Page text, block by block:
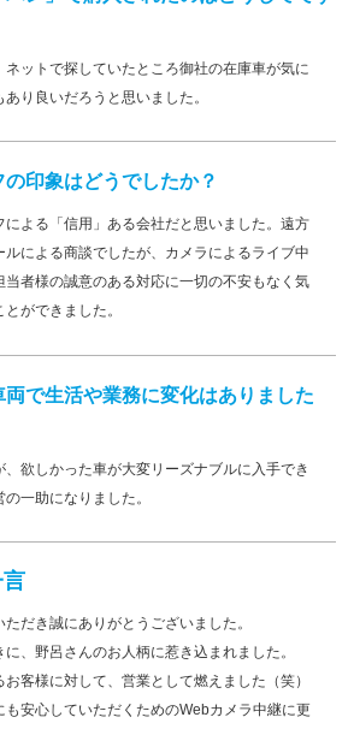
ットで探していたところ御社の在庫車が気に
り良いだろうと思いました。
印象はどうでしたか？
による「信用」ある会社だと思いました。遠方
による商談でしたが、カメラによるライブ中
者様の誠意のある対応に一切の不安もなく気
ができました。
両で生活や業務に変化はありました
欲しかった車が大変リーズナブルに入手でき
一助になりました。
だき誠にありがとうございました。
、野呂さんのお人柄に惹き込まれました。
客様に対して、営業として燃えました（笑）
安心していただくためのWebカメラ中継に更